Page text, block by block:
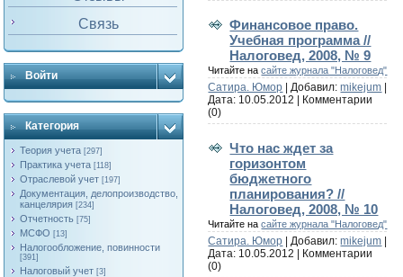
Связь
Войти
Категория
Теория учета [297]
Практика учета [118]
Отраслевой учет [197]
Документация, делопроизводство,
канцелярия [234]
Отчетность [75]
МСФО [13]
Налогообложение, повинности
[391]
Налоговый учет [3]
Финансовое право.
Учебная программа //
Налоговед, 2008, № 9
Читайте насайте журнала "Налоговед"
Сатира. Юмор | Добавил:mikejum
Дата: 10.05.2012
Комментарии
(0)
Что нас ждет за
горизонтом
бюджетного
планирования? //
Налоговед, 2008, № 10
Читайте насайте журнала "Налоговед"
Сатира. Юмор | Добавил:mikejum
Дата: 10.05.2012
Комментарии
(0)